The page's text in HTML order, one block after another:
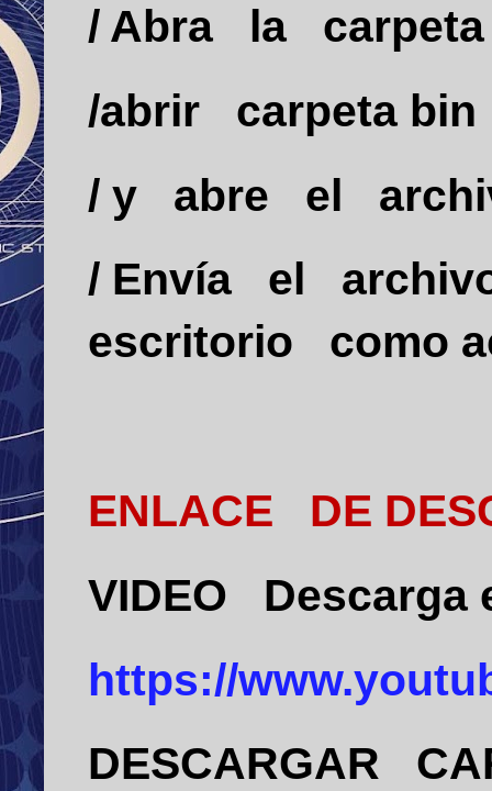
/ Abra
la
/abrir
carpeta bin
/ y
abre el
/ Envía el
escritorio
como
ENLACE
DE
VIDEO
Descarga
https://
DESCARGAR